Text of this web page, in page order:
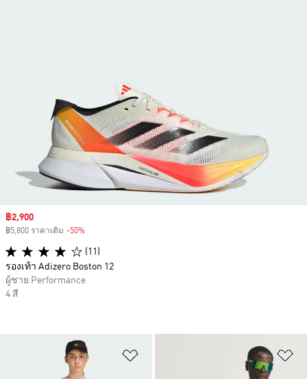
เพิ่มไปยังรายการสินค้าโปรด
Sale price
฿2,900
฿5,800 ราคาเดิม -50%
(11)
รองเท้า Adizero Boston 12
ผู้ชาย Performance
4 สี